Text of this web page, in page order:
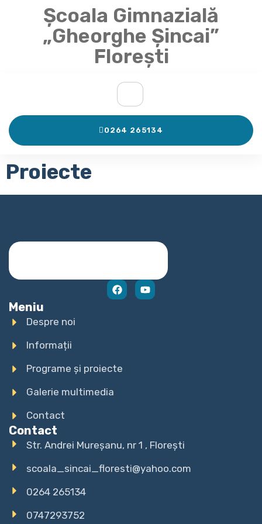
Școala Gimnazială
„Gheorghe Șincai”
Florești
0264 265134
Proiecte
Meniu
Despre noi
Informații
Programe și proiecte
Galerie multimedia
Contact
Contact
Str. Andrei Mureșanu, nr 1 , Florești
scoala_sincai_floresti@yahoo.com
0264 265134
0747293752